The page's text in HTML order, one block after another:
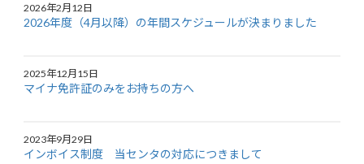
2026年2月12日
2026年度（4月以降）の年間スケジュールが決まりました
2025年12月15日
マイナ免許証のみをお持ちの方へ
2023年9月29日
インボイス制度 当センタの対応につきまして